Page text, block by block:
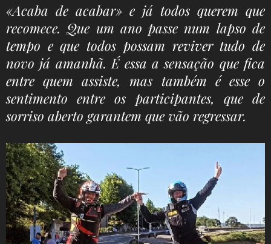
«Acaba de acabar» e já todos querem que
recomece. Que um ano passe num lapso de
tempo e que todos possam reviver tudo de
novo já amanhã. É essa a sensação que fica
entre quem assiste, mas também é esse o
sentimento entre os participantes, que de
sorriso aberto garantem que vão regressar.